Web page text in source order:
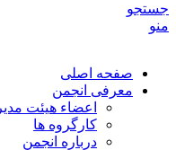
جستجو
منو
صفحه اصلی
معرفی انجمن
اعضاء هیئت
کارگروه ها
درباره انجمن